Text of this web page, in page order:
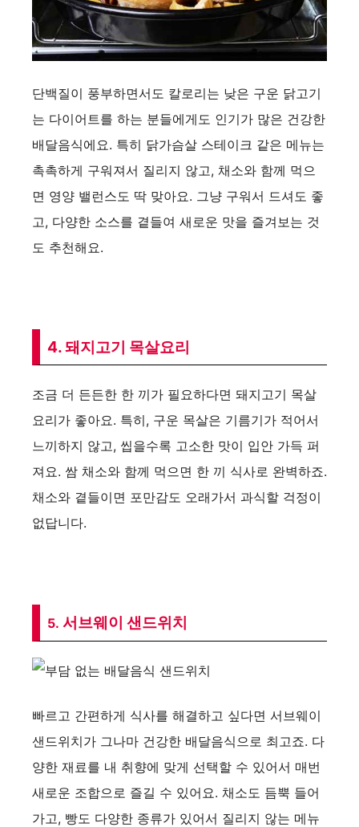
단백질이 풍부하면서도 칼로리는 낮은 구운 닭고기
는 다이어트를 하는 분들에게도 인기가 많은 건강한
배달음식에요. 특히 닭가슴살 스테이크 같은 메뉴는
촉촉하게 구워져서 질리지 않고, 채소와 함께 먹으
면 영양 밸런스도 딱 맞아요. 그냥 구워서 드셔도 좋
고, 다양한 소스를 곁들여 새로운 맛을 즐겨보는 것
도 추천해요.
4. 돼지고기 목살요리
조금 더 든든한 한 끼가 필요하다면 돼지고기 목살
요리가 좋아요. 특히, 구운 목살은 기름기가 적어서
느끼하지 않고, 씹을수록 고소한 맛이 입안 가득 퍼
져요. 쌈 채소와 함께 먹으면 한 끼 식사로 완벽하죠.
채소와 곁들이면 포만감도 오래가서 과식할 걱정이
없답니다.
5. 서브웨이 샌드위치
빠르고 간편하게 식사를 해결하고 싶다면 서브웨이
샌드위치가 그나마 건강한 배달음식으로 최고죠. 다
양한 재료를 내 취향에 맞게 선택할 수 있어서 매번
새로운 조합으로 즐길 수 있어요. 채소도 듬뿍 들어
가고, 빵도 다양한 종류가 있어서 질리지 않는 메뉴